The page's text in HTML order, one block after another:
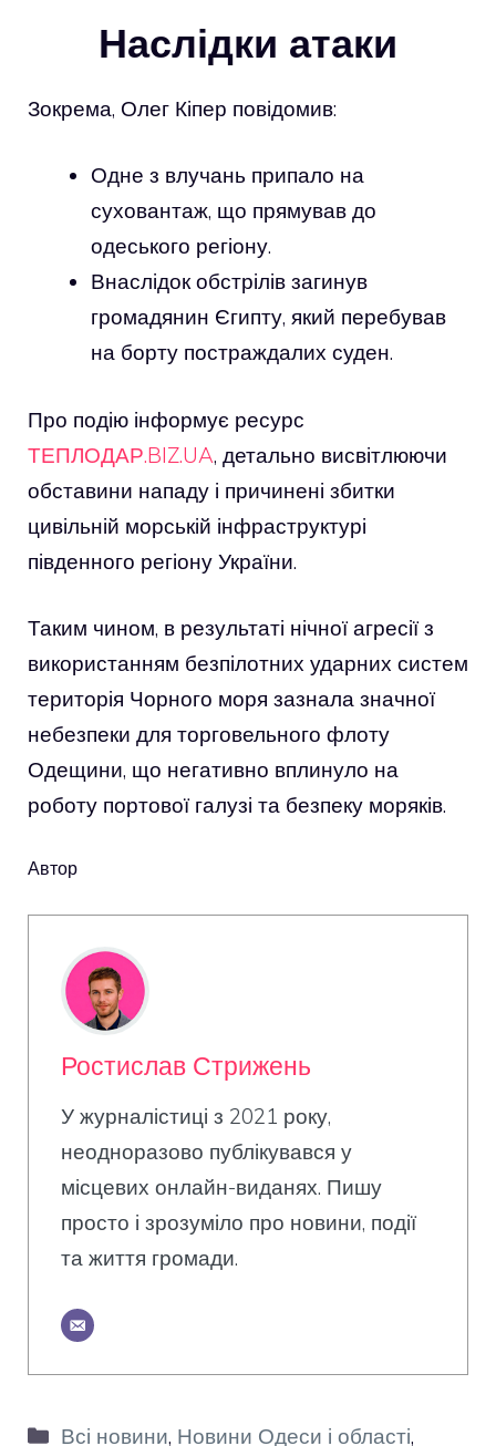
Наслідки атаки
Зокрема, Олег Кіпер повідомив:
Одне з влучань припало на
суховантаж, що прямував до
одеського регіону.
Внаслідок обстрілів загинув
громадянин Єгипту, який перебував
на борту постраждалих суден.
Про подію інформує ресурс
ТЕПЛОДАР.BIZ.UA, детально висвітлюючи
обставини нападу і причинені збитки
цивільній морській інфраструктурі
південного регіону України.
Таким чином, в результаті нічної агресії з
використанням безпілотних ударних систем
територія Чорного моря зазнала значної
небезпеки для торговельного флоту
Одещини, що негативно вплинуло на
роботу портової галузі та безпеку моряків.
Автор
Ростислав Стрижень
У журналістиці з 2021 року,
неодноразово публікувався у
місцевих онлайн-виданях. Пишу
просто і зрозуміло про новини, події
та життя громади.
Категорії
Всі новини, Новини Одеси і області,